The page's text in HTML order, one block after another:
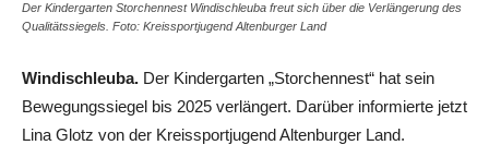
Der Kindergarten Storchennest Windischleuba freut sich über die Verlängerung des
Qualitätssiegels. Foto: Kreissportjugend Altenburger Land
Windischleuba. Der Kindergarten „Storchennest“ hat sein
Bewegungssiegel bis 2025 verlängert. Darüber informierte jetzt
Lina Glotz von der Kreissportjugend Altenburger Land.